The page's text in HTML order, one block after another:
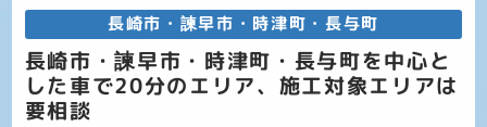
長崎市・諫早市・時津町・長与町
長崎市・諫早市・時津町・長与町を中心と
した車で20分のエリア、施工対象エリアは
要相談